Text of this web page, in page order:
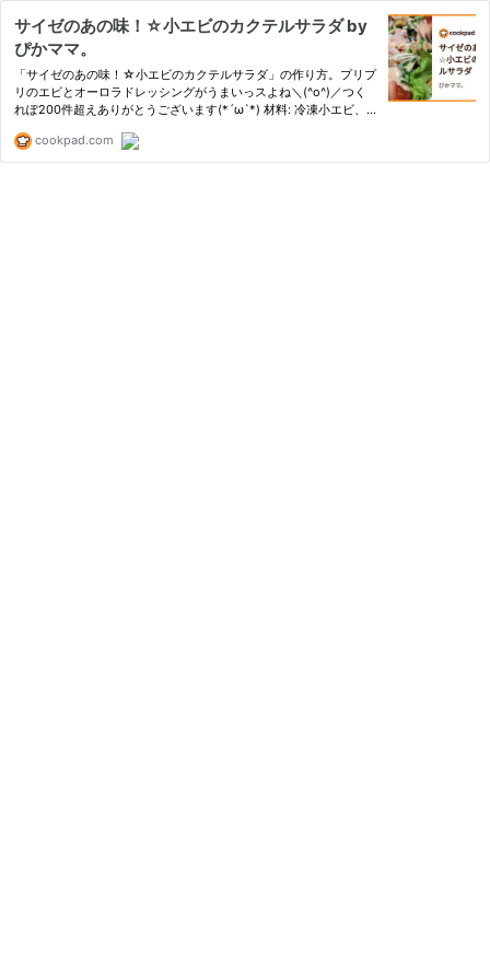
サイゼのあの味！☆小エビのカクテルサラダ by
ぴかママ。
「サイゼのあの味！☆小エビのカクテルサラダ」の作り方。プリプ
リのエビとオーロラドレッシングがうまいっスよね＼(^o^)／つく
れぽ200件超えありがとうございます(*´ω`*) 材料: 冷凍小エビ、
cookpad.com